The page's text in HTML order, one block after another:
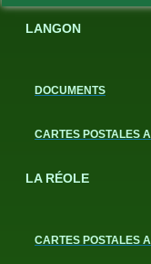
LANGON
DOCUMENTS
CARTES POSTALES
LA RÉOLE
CARTES POSTALES